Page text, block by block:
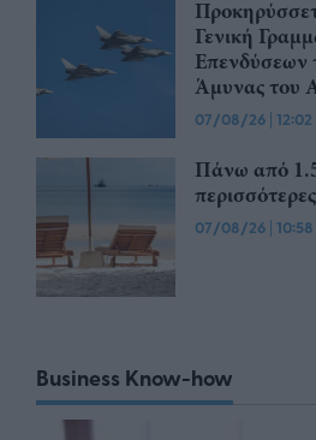
Γενική
Επενδύσεων
Άμυνας του
07/08/26 | 12:02
Πάνω από
07/08/26 | 10:58
Business Know-how